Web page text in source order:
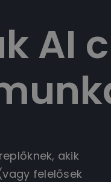
AI
akik
felelősek